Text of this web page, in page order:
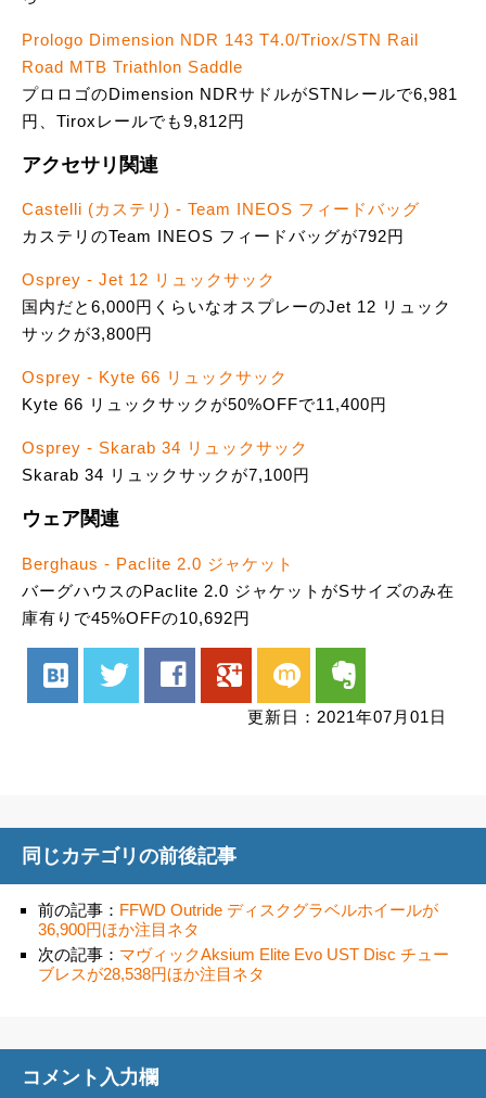
Prologo Dimension NDR 143 T4.0/Triox/STN Rail
Road MTB Triathlon Saddle
プロロゴのDimension NDRサドルがSTNレールで6,981
円、Tiroxレールでも9,812円
アクセサリ関連
Castelli (カステリ) - Team INEOS フィードバッグ
カステリのTeam INEOS フィードバッグが792円
Osprey - Jet 12 リュックサック
国内だと6,000円くらいなオスプレーのJet 12 リュック
サックが3,800円
Osprey - Kyte 66 リュックサック
Kyte 66 リュックサックが50%OFFで11,400円
Osprey - Skarab 34 リュックサック
Skarab 34 リュックサックが7,100円
ウェア関連
Berghaus - Paclite 2.0 ジャケット
バーグハウスのPaclite 2.0 ジャケットがSサイズのみ在
庫有りで45%OFFの10,692円
hatenabookmark twitter facebook google mixi evernote
更新日：2021年07月01日
同じカテゴリの前後記事
前の記事： FFWD Outride ディスクグラベルホイールが
36,900円ほか注目ネタ
次の記事： マヴィックAksium Elite Evo UST Disc チュー
ブレスが28,538円ほか注目ネタ
コメント入力欄